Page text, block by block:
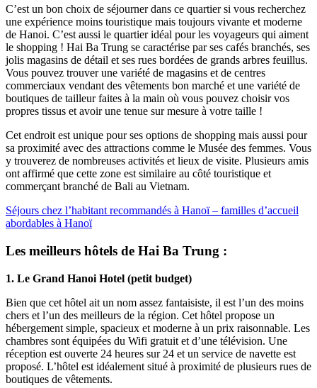
C’est un bon choix de séjourner dans ce quartier si vous recherchez
une expérience moins touristique mais toujours vivante et moderne
de Hanoi. C’est aussi le quartier idéal pour les voyageurs qui aiment
le shopping ! Hai Ba Trung se caractérise par ses cafés branchés, ses
jolis magasins de détail et ses rues bordées de grands arbres feuillus.
Vous pouvez trouver une variété de magasins et de centres
commerciaux vendant des vêtements bon marché et une variété de
boutiques de tailleur faites à la main où vous pouvez choisir vos
propres tissus et avoir une tenue sur mesure à votre taille !
Cet endroit est unique pour ses options de shopping mais aussi pour
sa proximité avec des attractions comme le Musée des femmes. Vous
y trouverez de nombreuses activités et lieux de visite. Plusieurs amis
ont affirmé que cette zone est similaire au côté touristique et
commerçant branché de Bali au Vietnam.
Séjours chez l’habitant recommandés à Hanoï – familles d’accueil
abordables à Hanoï
Les meilleurs hôtels de Hai Ba Trung :
1. Le Grand Hanoi Hotel (petit budget)
Bien que cet hôtel ait un nom assez fantaisiste, il est l’un des moins
chers et l’un des meilleurs de la région. Cet hôtel propose un
hébergement simple, spacieux et moderne à un prix raisonnable. Les
chambres sont équipées du Wifi gratuit et d’une télévision. Une
réception est ouverte 24 heures sur 24 et un service de navette est
proposé. L’hôtel est idéalement situé à proximité de plusieurs rues de
boutiques de vêtements.